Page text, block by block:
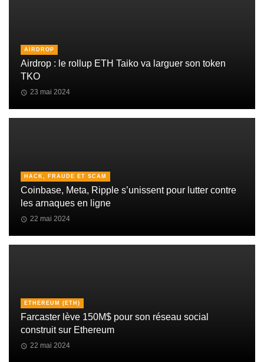
AIRDROP
Airdrop : le rollup ETH Taiko va larguer son token
TKO
23 mai 2024
HACK, FRAUDE ET SCAM
Coinbase, Meta, Ripple s’unissent pour lutter contre
les arnaques en ligne
22 mai 2024
ETHEREUM (ETH)
Farcaster lève 150M$ pour son réseau social
construit sur Ethereum
22 mai 2024